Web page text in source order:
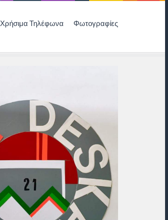
Χρήσιμα Τηλέφωνα Φωτογραφίες